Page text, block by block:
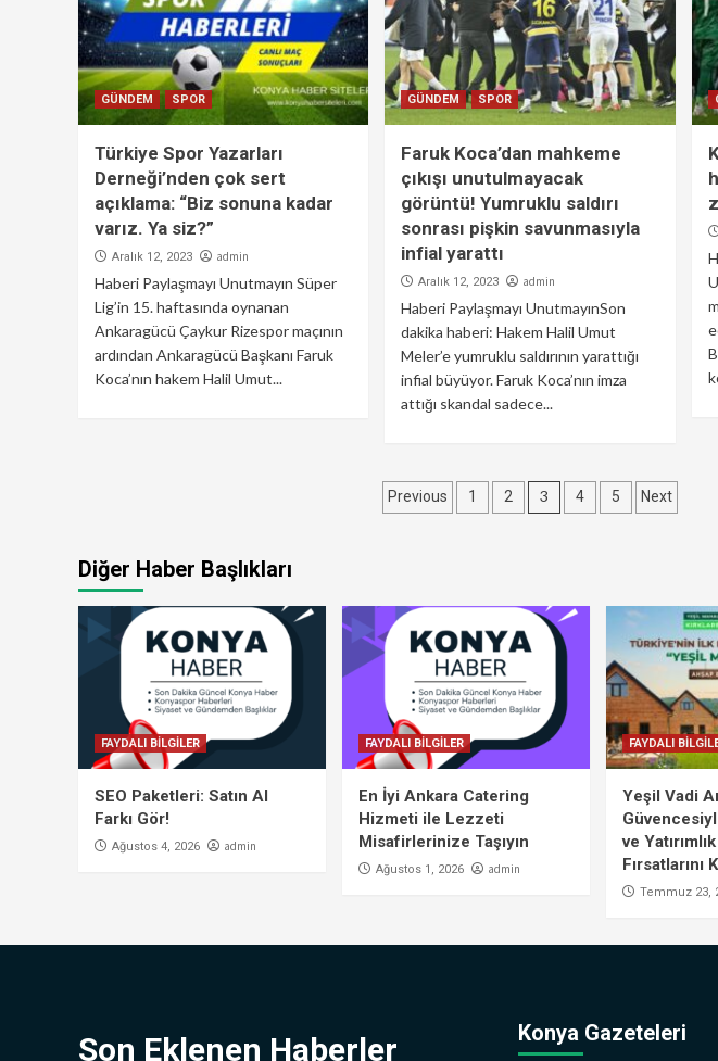
GÜNDEM SPOR
Türkiye Spor Yazarları
Derneği’nden çok sert
açıklama: “Biz sonuna kadar
varız. Ya siz?”
Aralık 12, 2023 admin
Haberi Paylaşmayı Unutmayın Süper
Lig’in 15. haftasında oynanan
Ankaragücü Çaykur Rizespor maçının
ardından Ankaragücü Başkanı Faruk
Koca’nın hakem Halil Umut...
GÜNDEM SPOR
Faruk Koca’dan mahkeme
çıkışı unutulmayacak
görüntü! Yumruklu saldırı
sonrası pişkin savunmasıyla
infial yarattı
Aralık 12, 2023 admin
Haberi Paylaşmayı UnutmayınSon
dakika haberi: Hakem Halil Umut
Meler’e yumruklu saldırının yarattığı
infial büyüyor. Faruk Koca’nın imza
attığı skandal sadece...
Yazı
Previous 1 2 3 4 5 Next
Diğer Haber Başlıkları
FAYDALI BİLGİLER
SEO Paketleri: Satın Al
Farkı Gör!
Ağustos 4, 2026 admin
FAYDALI BİLGİLER
En İyi Ankara Catering
Hizmeti ile Lezzeti
Misafirlerinize Taşıyın
Ağustos 1, 2026 admin
FAYDALI
Yeşil Vadi
ve
Fırsatlarını
Temmuz 23,
Son Eklenen Haberler Konya Gazeteleri